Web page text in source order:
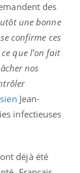
des
une bonne
confirme ces
que l’on fait
nos
Jean-
infectieuses
déjà été